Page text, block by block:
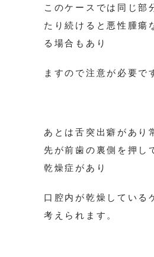
このケースでは同じ部
たり続けると悪性腫瘍
る場合もあり
ますので注意が必要で
あとは舌突出癖があり
先が前歯の裏側を押し
乾燥症があり
口腔内が乾燥している
考えられます。